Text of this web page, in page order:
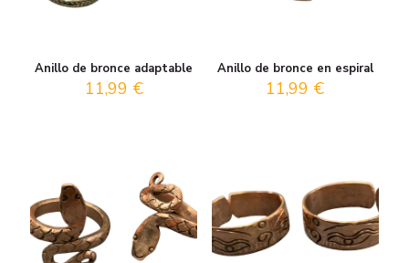
Anillo de bronce adaptable
11,99 €
Anillo de bronce en espiral
11,99 €